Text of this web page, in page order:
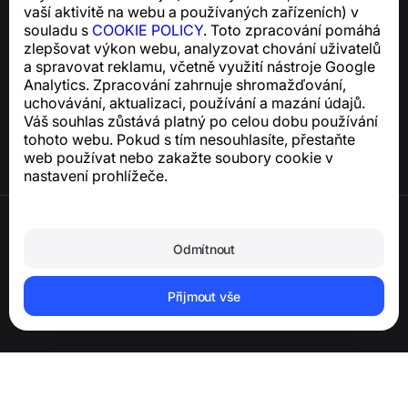
vaší aktivitě na webu a používaných zařízeních) v
souladu s COOKIE POLICY. Toto zpracování pomáhá
zlepšovat výkon webu, analyzovat chování uživatelů
a spravovat reklamu, včetně využití nástroje Google
Analytics. Zpracování zahrnuje shromažďování,
uchovávání, aktualizaci, používání a mazání údajů.
Váš souhlas zůstává platný po celou dobu používání
tohoto webu. Pokud s tím nesouhlasíte, přestaňte
web používat nebo zakažte soubory cookie v
nastavení prohlížeče.
Odmítnout
Přijmout vše
Centrum nápovědy
Zprávy a články
O projektu
Kontakty
Zásady používání souborů cookie
Smazání účtu a osobních údajů